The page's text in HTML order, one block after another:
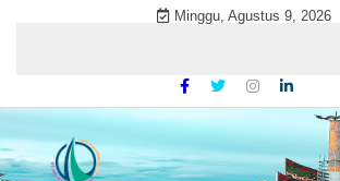
Minggu, Agustus 9, 2026